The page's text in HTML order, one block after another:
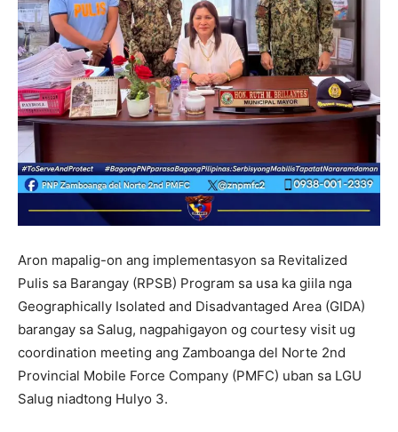
Aron mapalig-on ang implementasyon sa Revitalized
Pulis sa Barangay (RPSB) Program sa usa ka giila nga
Geographically Isolated and Disadvantaged Area (GIDA)
barangay sa Salug, nagpahigayon og courtesy visit ug
coordination meeting ang Zamboanga del Norte 2nd
Provincial Mobile Force Company (PMFC) uban sa LGU
Salug niadtong Hulyo 3.